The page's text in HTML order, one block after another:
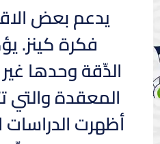
يدعم بعض
فكرة كينز.
الدِّقة وحدها
المعقدة والتي
أظهرت الدراسات